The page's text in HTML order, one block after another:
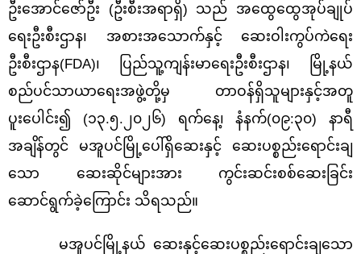
ဦးအောင်ဇော်ဦး (ဦးစီးအရာရှိ) သည် အထွေထွေအုပ်ချုပ်
ရေးဦးစီးဌာန၊ အစားအသောက်နှင့် ဆေးဝါးကွပ်ကဲရေး
ဦးစီးဌာန(FDA)၊ ပြည်သူ့ကျန်းမာရေးဦးစီးဌာန၊ မြို့နယ်
စည်ပင်သာယာရေးအဖွဲ့တို့မှ တာဝန်ရှိသူများနှင့်အတူ
ပူးပေါင်း၍ (၁၃.၅.၂၀၂၆) ရက်နေ့၊ နံနက်(၀၉:၃၀) နာရီ
အချိန်တွင် မအူပင်မြို့ပေါ်ရှိဆေးနှင့် ဆေးပစ္စည်းရောင်းချ
သော ဆေးဆိုင်များအား ကွင်းဆင်းစစ်ဆေးခြင်း
ဆောင်ရွက်ခဲ့ကြောင်း သိရသည်။
မအူပင်မြို့နယ် ဆေးနှင့်ဆေးပစ္စည်းရောင်းချသော